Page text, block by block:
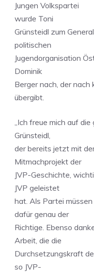
Jungen Volkspartei
wurde Toni
Grünsteidl zum
politischen
Jugendorganisation
Dominik
Berger nach, der nach
übergibt.
„Ich freue mich auf
Grünsteidl,
der bereits jetzt mit
Mitmachprojekt der
JVP-Geschichte,
JVP geleistet
hat. Als Partei
dafür genau der
Richtige. Ebenso
Arbeit, die die
Durchsetzungskraft
so JVP-